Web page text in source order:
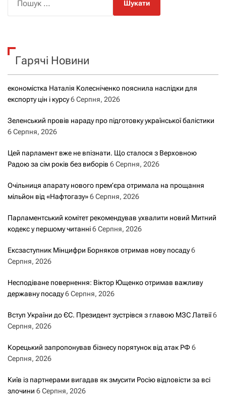
г
ц
і
я
з
з
а
и
с
м
и
к
Гарячі Новини
економістка Наталія Колесніченко пояснила наслідки для
експорту цін і курсу6 Серпня, 2026
Зеленський провів нараду про підготовку української балістики
6 Серпня, 2026
Цей парламент вже не впізнати. Що сталося з Верховною
Радою за сім років без виборів 6 Серпня, 2026
Очільниця апарату нового прем’єра отримала на прощання
мільйон від «Нафтогазу»6 Серпня, 2026
Парламентський комітет рекомендував ухвалити новий Митний
кодекс у першому читанні6 Серпня, 2026
Ексзаступник Мінцифри Борняков отримав нову посаду6
Серпня, 2026
Несподіване повернення: Віктор Ющенко отримав важливу
державну посаду6 Серпня, 2026
Вступ України до ЄС. Президент зустрівся з главою МЗС Латвії6
Серпня, 2026
Корецький запропонував бізнесу порятунок від атак РФ6
Серпня, 2026
Київ із партнерами вигадав як змусити Росію відповісти за всі
злочини 6 Серпня, 2026